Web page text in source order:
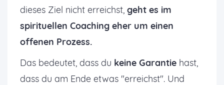
dieses Ziel nicht erreichst, geht es im
spirituellen Coaching eher um einen
offenen Prozess.
Das bedeutet, dass du keine Garantie hast,
dass du am Ende etwas "erreichst". Und